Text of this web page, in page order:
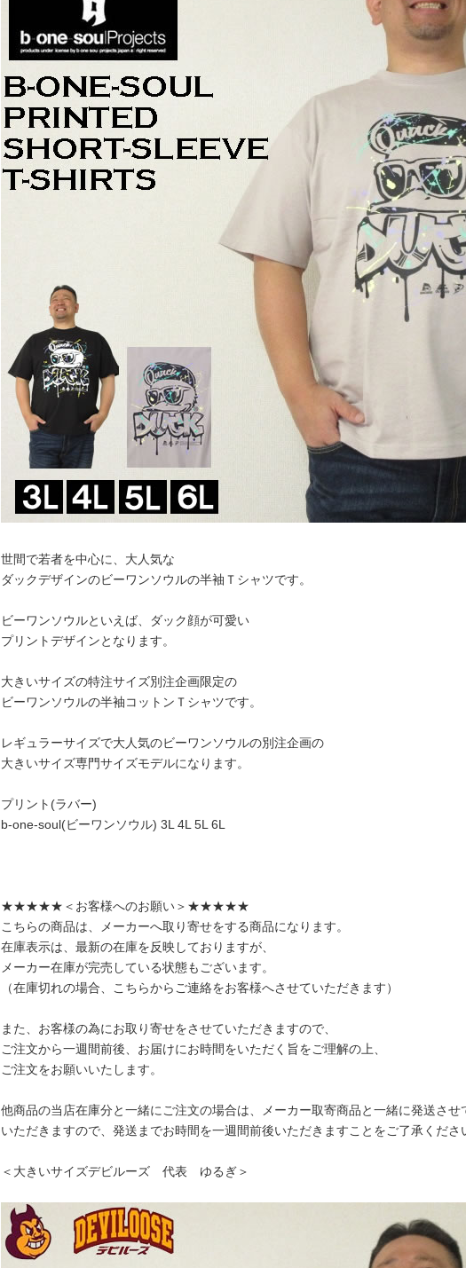
世間で若者を中心に、大人気な
ダックデザインのビーワンソウルの半袖Ｔシャツです。
ビーワンソウルといえば、ダック顔が可愛い
プリントデザインとなります。
大きいサイズの特注サイズ別注企画限定の
ビーワンソウルの半袖コットンＴシャツです。
レギュラーサイズで大人気のビーワンソウルの別注企画の
大きいサイズ専門サイズモデルになります。
プリント(ラバー)
b-one-soul(ビーワンソウル) 3L 4L 5L 6L
★★★★★＜お客様へのお願い＞★★★★★
こちらの商品は、メーカーへ取り寄せをする商品になります。
在庫表示は、最新の在庫を反映しておりますが、
メーカー在庫が完売している状態もございます。
（在庫切れの場合、こちらからご連絡をお客様へさせていただきます）
また、お客様の為にお取り寄せをさせていただきますので、
ご注文から一週間前後、お届けにお時間をいただく旨をご理解の上、
ご注文をお願いいたします。
他商品の当店在庫分と一緒にご注文の場合は、メーカー取寄商品と一緒に発送させ
いただきますので、発送までお時間を一週間前後いただきますことをご了承くださ
＜大きいサイズデビルーズ 代表 ゆるぎ＞